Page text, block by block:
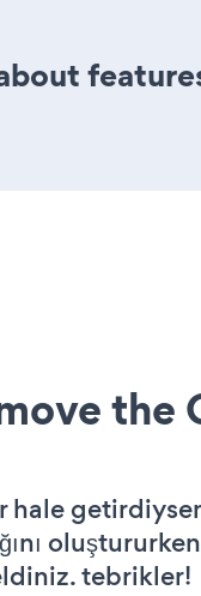
the
hale
tebrikler!